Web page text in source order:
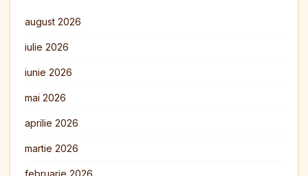
august 2026
iulie 2026
iunie 2026
mai 2026
aprilie 2026
martie 2026
februarie 2026